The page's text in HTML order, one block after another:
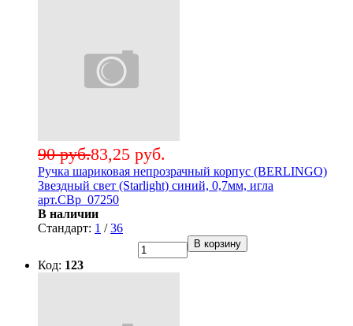
83,25 руб.
90 руб.
Ручка шариковая непрозрачный корпус (BERLINGO)
Звездный свет (Starlight) синий, 0,7мм, игла
арт.CBp_07250
В наличии
Стандарт: 1 /36
В корзину
Код: 123